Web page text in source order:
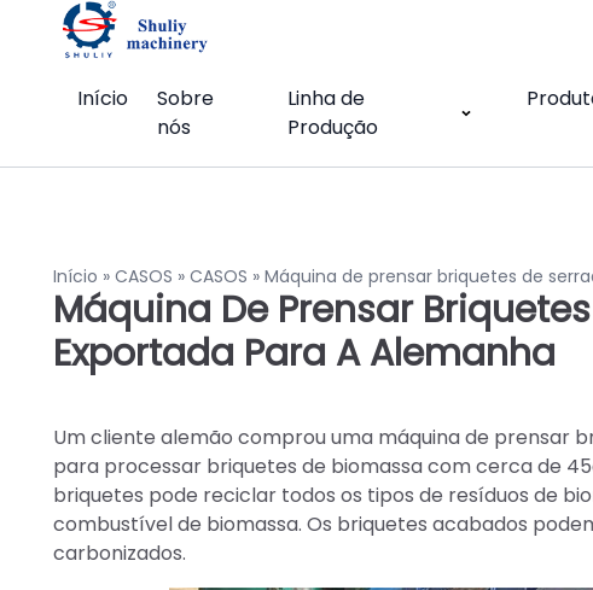
Início
Sobre
nós
Linha de
Produção
Início » CASOS » CASOS » Máquina de prensar briquetes de
Máquina De Prensar
Exportada Para A Alemanha
Um cliente alemão comprou uma máquina de prensar
para processar briquetes de biomassa com cerca de
briquetes pode reciclar todos os tipos de resíduos de
combustível de biomassa. Os briquetes acabados
carbonizados.